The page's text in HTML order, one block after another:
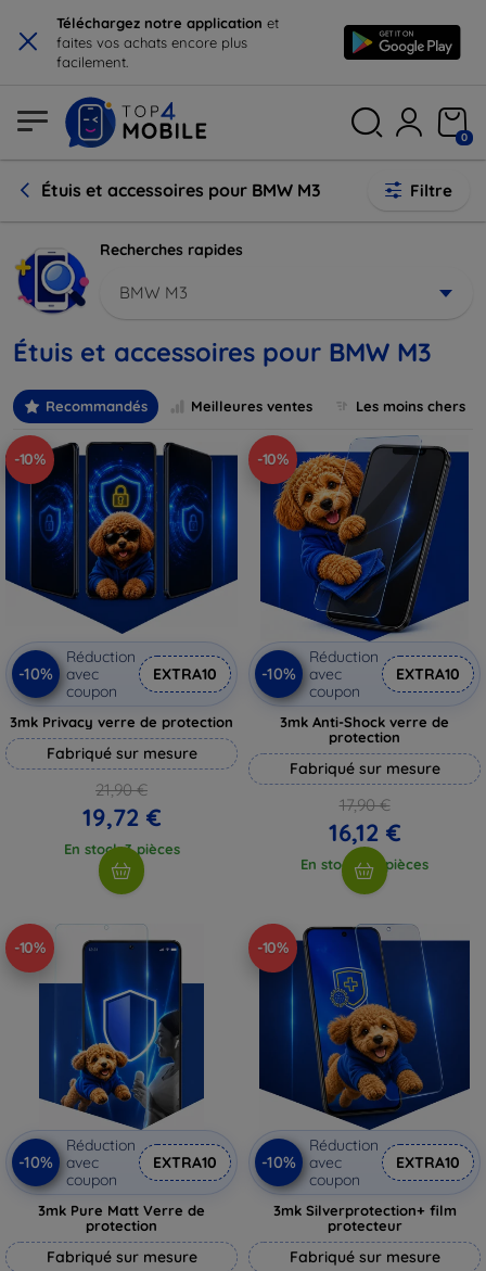
× Téléchargez notre application et
faites vos achats encore plus
facilement.
0
Étuis et accessoires pour BMW M3 Filtre
Recherches rapides
BMW M3
Étuis et accessoires pour BMW M3
Recommandés Meilleures ventes Les moins chers
-10%
-10%
Réduction
avec
coupon
EXTRA10
3mk Privacy verre de protection
Fabriqué sur mesure
21,90 €
19,72 €
En stock 3 pièces
-10%
-10%
Réduction
avec
coupon
EXTRA10
3mk Anti-Shock verre de
protection
Fabriqué sur mesure
17,90 €
16,12 €
En stock > 5 pièces
-10%
-10%
Réduction
avec
coupon
EXTRA10
3mk Pure Matt Verre de
protection
Fabriqué sur mesure
-10%
-10%
Réduction
avec
coupon
EXTRA10
3mk Silverprotection+ film
protecteur
Fabriqué sur mesure